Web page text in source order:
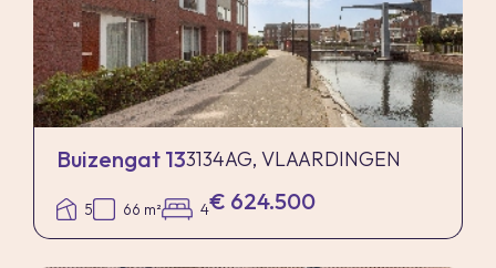
Buizengat 133134AG, VLAARDINGEN
5 66 m² 4€ 624.500